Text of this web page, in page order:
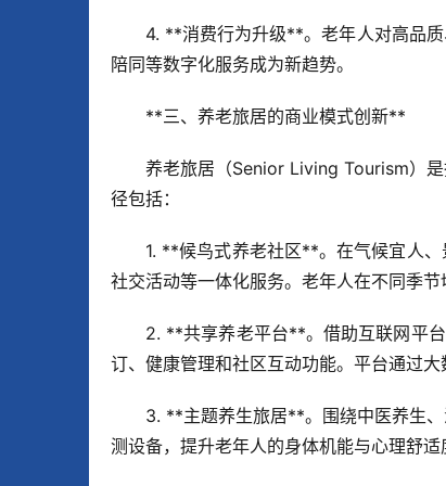
4. **消费行为升级**。老年人对高品
陪同等数字化服务成为新趋势。
**三、养老旅居的商业模式创新**
养老旅居（Senior Living Tourism）
径包括：
1. **候鸟式养老社区**。在气候宜人、
社交活动等一体化服务。老年人在不同季
2. **共享养老平台**。借助互联网平
订、健康管理和社区互动功能。平台通过
3. **主题养生旅居**。围绕中医养生
测设备，提升老年人的身体机能与心理舒适